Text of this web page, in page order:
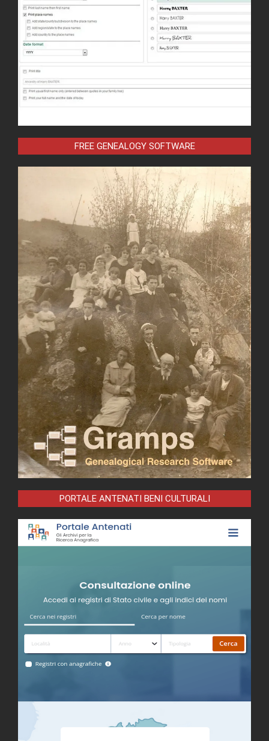
FREE GENEALOGY SOFTWARE
PORTALE ANTENATI BENI CULTURALI